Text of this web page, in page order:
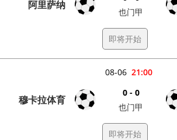
阿里萨纳
也门甲
即将开始
21:00
08-06
穆卡拉体育
0 - 0
也门甲
即将开始